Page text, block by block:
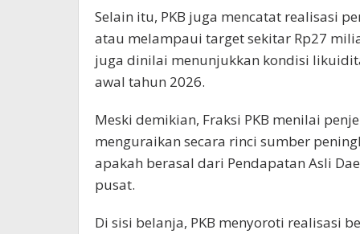
Selain itu, PKB juga mencatat realisasi
atau melampaui target sekitar Rp27
juga dinilai menunjukkan kondisi
awal tahun 2026.
Meski demikian, Fraksi PKB menilai
menguraikan secara rinci sumber
apakah berasal dari Pendapatan Asli
pusat.
Di sisi belanja, PKB menyoroti realisasi